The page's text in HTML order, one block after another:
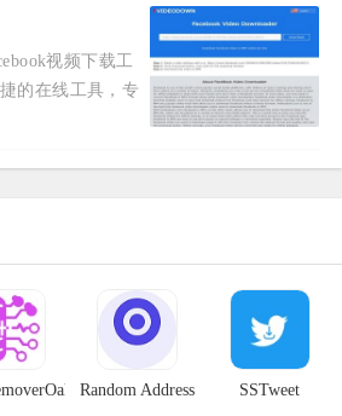
视频下载工
的在线工具，专
。此工具可免费
Random Address
SSTweet